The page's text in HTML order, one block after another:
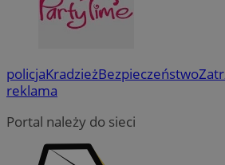
policjaKradzieżBezpieczeństwo
reklama
Portal należy do sieci